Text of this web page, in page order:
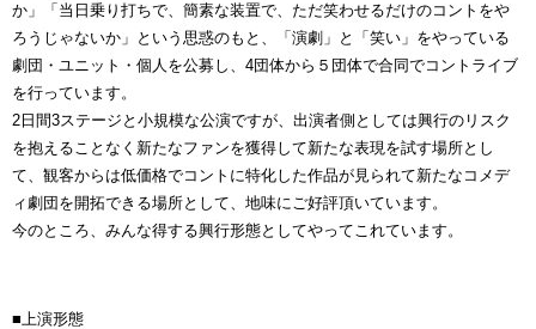
か」「当日乗り打ちで、簡素な装置で、ただ笑わせるだけのコントをや
ろうじゃないか」という思惑のもと、「演劇」と「笑い」をやっている
劇団・ユニット・個人を公募し、4団体から５団体で合同でコントライブ
を行っています。
2日間3ステージと小規模な公演ですが、出演者側としては興行のリスク
を抱えることなく新たなファンを獲得して新たな表現を試す場所とし
て、観客からは低価格でコントに特化した作品が見られて新たなコメデ
ィ劇団を開拓できる場所として、地味にご好評頂いています。
今のところ、みんな得する興行形態としてやってこれています。
■上演形態